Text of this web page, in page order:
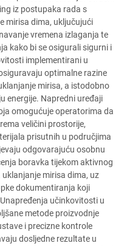
iz postupaka rada s
mirisa dima, uključujući
vremena izlaganja te
kako bi se osigurali sigurni i
implementirani u
optimalne razine
mirisa, a istodobno
energije. Napredni uređaji
omogućuje operatorima da
veličini prostorije,
prisutnih u područjima
odgovarajuću osobnu
boravka tijekom aktivnog
mirisa dima, uz
dokumentiranja koji
učinkovitosti u
metode proizvodnje
i precizne kontrole
dosljedne rezultate u